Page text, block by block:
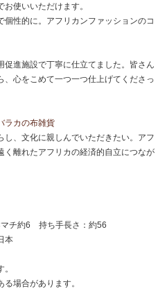
使いいただけます。
性的に。アフリカンファッションのコ
進施設で丁寧に仕立てました。皆さん
、心をこめて一つ一つ仕上げてくださっ
ラカの布雑貨
、文化に親しんでいただきたい。アフ
く離れたアフリカの経済的自立につなが
チ約6 持ち手長さ：約56
本
場合があります。